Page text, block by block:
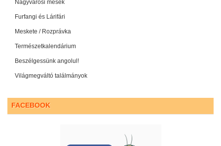
Nagyvárosi mesék
Furfangi és Lárifári
Meskete / Rozprávka
Természetkalendárium
Beszélgessünk angolul!
Világmegváltó találmányok
FACEBOOK